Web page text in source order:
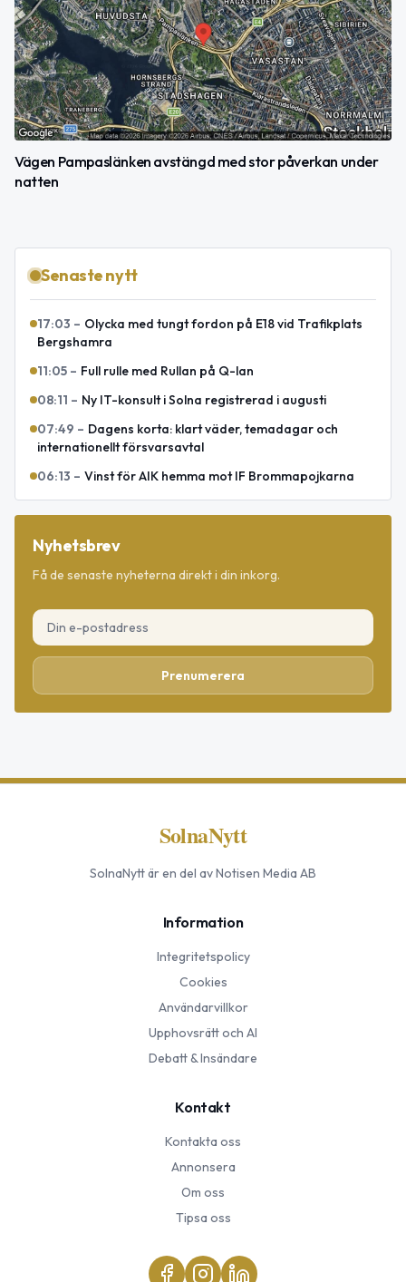
Vägen Pampaslänken avstängd med stor påverkan under
natten
Senaste nytt
17:03 – Olycka med tungt fordon på E18 vid Trafikplats
Bergshamra
11:05 – Full rulle med Rullan på Q-lan
08:11 – Ny IT-konsult i Solna registrerad i augusti
07:49 – Dagens korta: klart väder, temadagar och
internationellt försvarsavtal
06:13 – Vinst för AIK hemma mot IF Brommapojkarna
Nyhetsbrev
Få de senaste nyheterna direkt i din inkorg.
Prenumerera
SolnaNytt
SolnaNyttär en del av Notisen Media AB
Information
Integritetspolicy
Cookies
Användarvillkor
Upphovsrätt och AI
Debatt & Insändare
Kontakt
Kontakta oss
Annonsera
Om oss
Tipsa oss